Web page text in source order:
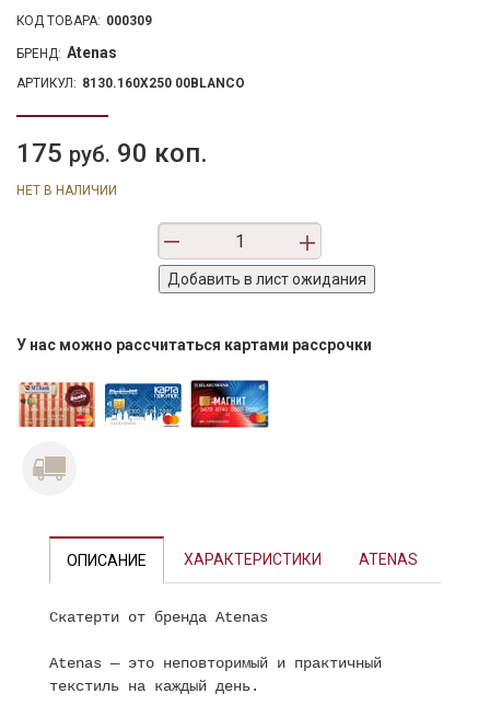
КОД ТОВАРА: 000309
БРЕНД: Atenas
АРТИКУЛ: 8130.160X250 00BLANCO
175 руб. 90 коп.
НЕТ В НАЛИЧИИ
У нас можно рассчитаться картами рассрочки
ОПИСАНИЕ ХАРАКТЕРИСТИКИ ATENAS
Скатерти от бренда Atenas
Atenas — это неповторимый и практичный
текстиль на каждый день.